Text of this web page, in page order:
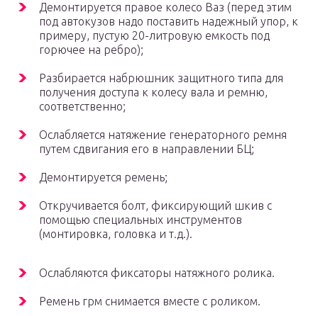
Демонтируется правое колесо Ваз (перед этим
под автокузов надо поставить надежный упор, к
примеру, пустую 20-литровую емкость под
горючее на ребро);
Разбирается набрюшник защитного типа для
получения доступа к колесу вала и ремню,
соответственно;
Ослабляется натяжение генераторного ремня
путем сдвигания его в направлении БЦ;
Демонтируется ремень;
Откручивается болт, фиксирующий шкив с
помощью специальных инструментов
(монтировка, головка и т.д.).
Ослабляются фиксаторы натяжного ролика.
Ремень грм снимается вместе с роликом.